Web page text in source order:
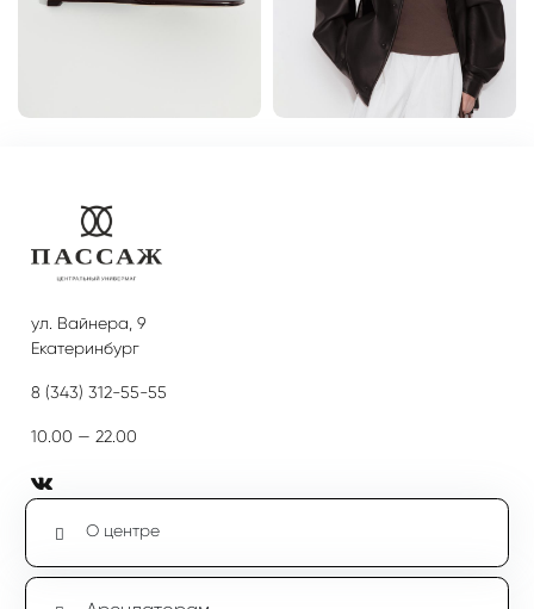
ул. Вайнера, 9
Екатеринбург
8 (343) 312-55-55
10.00 — 22.00
О центре